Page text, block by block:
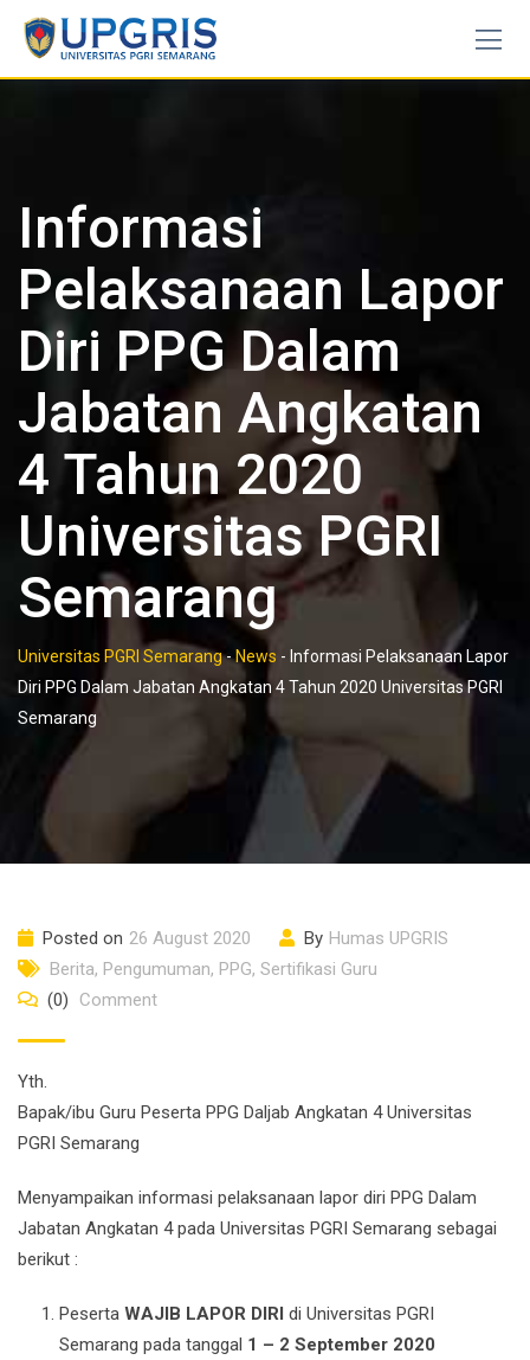
Skip
content
Informasi
Pelaksanaan Lapor
Diri PPG Dalam
Jabatan Angkatan
4 Tahun 2020
Universitas PGRI
Semarang
Universitas PGRI Semarang-News - Informasi Pelaksanaan Lapor
Diri PPG Dalam Jabatan Angkatan 4 Tahun 2020 Universitas PGRI
Semarang
Posted on 26 August 2020 By Humas UPGRIS
Berita, Pengumuman, PPG, Sertifikasi Guru
(0)
Comment
Yth.
Bapak/ibu Guru Peserta PPG Daljab Angkatan 4 Universitas
PGRI Semarang
Menyampaikan informasi pelaksanaan lapor diri PPG Dalam
Jabatan Angkatan 4 pada Universitas PGRI Semarang sebagai
berikut :
Peserta WAJIB LAPOR DIRI di Universitas PGRI
Semarang pada tanggal 1 – 2 September 2020